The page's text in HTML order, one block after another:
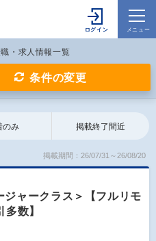
・求人情報一覧
条件の変更
のみ 掲載終了間近
掲載期間：26/07/31～26/08/20
ジャークラス＞【フルリモ
数】